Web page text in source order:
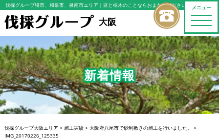
メニュー
toggle
伐採グループ堺市、和泉市、泉南市エリア ｜庭と植木のことならおまかせください
大阪
新着情報
伐採グループ大阪エリア > 施工実績> 大阪府八尾市で砂利敷きの施工を行いました。
>
IMG_20170226_125335